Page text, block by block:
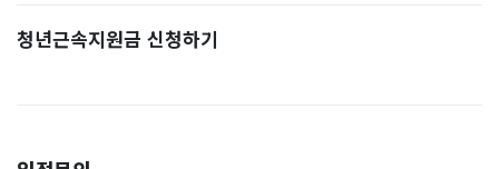
청년근속지원금 신청하기